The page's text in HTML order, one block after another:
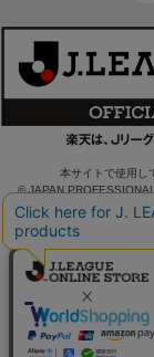
本サイトで使用し
© JAPAN